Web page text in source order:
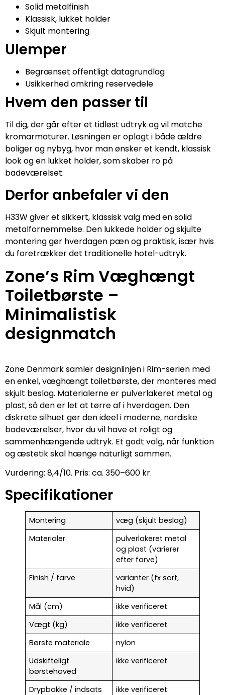
Solid metalfinish
Klassisk, lukket holder
Skjult montering
Ulemper
Begrænset offentligt datagrundlag
Usikkerhed omkring reservedele
Hvem den passer til
Til dig, der går efter et tidløst udtryk og vil matche
kromarmaturer. Løsningen er oplagt i både ældre
boliger og nybyg, hvor man ønsker et kendt, klassisk
look og en lukket holder, som skaber ro på
badeværelset.
Derfor anbefaler vi den
H33W giver et sikkert, klassisk valg med en solid
metalfornemmelse. Den lukkede holder og skjulte
montering gør hverdagen pæn og praktisk, især hvis
du foretrækker det traditionelle hotel-udtryk.
Zone’s Rim Væghængt
Toiletbørste –
Minimalistisk
designmatch
Zone Denmark samler designlinjen i Rim-serien med
en enkel, væghængt toiletbørste, der monteres med
skjult beslag. Materialerne er pulverlakeret metal og
plast, så den er let at tørre af i hverdagen. Den
diskrete silhuet gør den ideel i moderne, nordiske
badeværelser, hvor du vil have et roligt og
sammenhængende udtryk. Et godt valg, når funktion
og æstetik skal hænge naturligt sammen.
Vurdering: 8,4/10. Pris: ca. 350–600 kr.
Specifikationer
Montering
væg (skjult beslag)
Materialer
pulverlakeret metal
og plast (varierer
efter farve)
Finish / farve
varianter (fx sort,
hvid)
Mål (cm)
ikke verificeret
Vægt (kg)
ikke verificeret
Børste materiale
nylon
Udskifteligt
børstehoved
ikke verificeret
Drypbakke / indsats
ikke verificeret